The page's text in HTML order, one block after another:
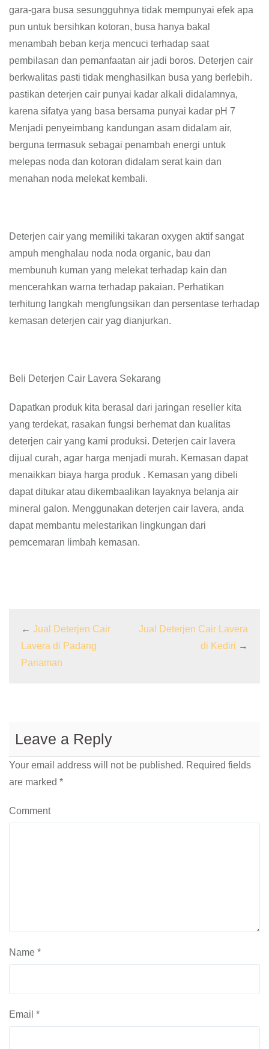
gara-gara busa sesungguhnya tidak mempunyai efek apa
pun untuk bersihkan kotoran, busa hanya bakal
menambah beban kerja mencuci terhadap saat
pembilasan dan pemanfaatan air jadi boros. Deterjen cair
berkwalitas pasti tidak menghasilkan busa yang berlebih.
pastikan deterjen cair punyai kadar alkali didalamnya,
karena sifatya yang basa bersama punyai kadar pH 7
Menjadi penyeimbang kandungan asam didalam air,
berguna termasuk sebagai penambah energi untuk
melepas noda dan kotoran didalam serat kain dan
menahan noda melekat kembali.
Deterjen cair yang memiliki takaran oxygen aktif sangat
ampuh menghalau noda noda organic, bau dan
membunuh kuman yang melekat terhadap kain dan
mencerahkan warna terhadap pakaian. Perhatikan
terhitung langkah mengfungsikan dan persentase terhadap
kemasan deterjen cair yag dianjurkan.
Beli Deterjen Cair Lavera Sekarang
Dapatkan produk kita berasal dari jaringan reseller kita
yang terdekat, rasakan fungsi berhemat dan kualitas
deterjen cair yang kami produksi. Deterjen cair lavera
dijual curah, agar harga menjadi murah. Kemasan dapat
menaikkan biaya harga produk . Kemasan yang dibeli
dapat ditukar atau dikembaalikan layaknya belanja air
mineral galon. Menggunakan deterjen cair lavera, anda
dapat membantu melestarikan lingkungan dari
pemcemaran limbah kemasan.
← Jual Deterjen Cair
Lavera di Padang
Pariaman
Jual Deterjen Cair Lavera
di Kediri →
Leave a Reply
Your email address will not be published. Required fields
are marked *
Comment
Name *
Email *